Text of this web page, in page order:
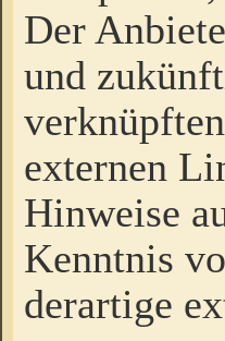
Der
und
externen
Hinweise
Kenntnis
derartige